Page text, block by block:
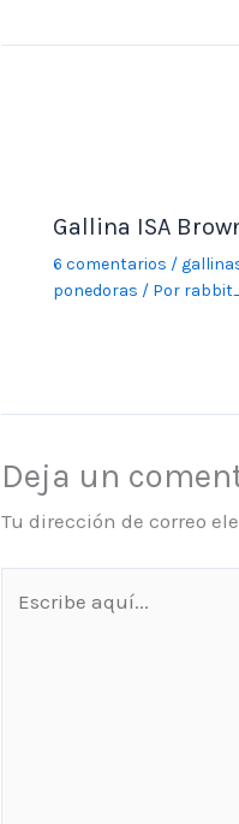
Gallina ISA
6 comentarios /
ponedoras / Por
Deja un
Tu dirección de correo